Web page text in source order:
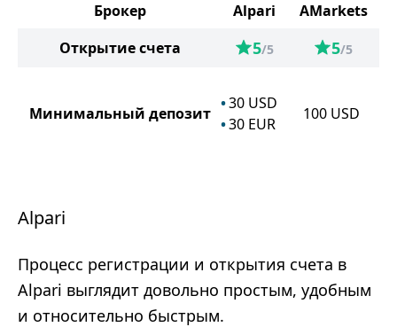
Брокер Alpari
AMarkets
Открытие счета
5/5 5/5
Минимальный депозит
30 USD
30 EUR
100 USD
Alpari
Процесс регистрации и открытия счета в
Alpari выглядит довольно простым, удобным
и относительно быстрым.